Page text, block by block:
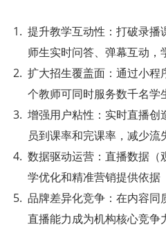
提升教学互动性：打破录
师生实时问答、弹幕互动，
扩大招生覆盖面：通过小程
个教师可同时服务数千名学
增强用户粘性：实时直播创
员到课率和完课率，减少流
数据驱动运营：直播数据（
学优化和精准营销提供依据
品牌差异化竞争：在内容同
直播能力成为机构核心竞争